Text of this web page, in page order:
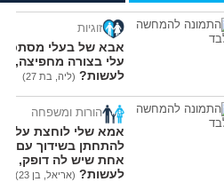
וזה לא מפריע לבעלי,
לעשות?
(דיאנה, בת 42)
5
לאחר כמה שעות, זה
9
עצות
עוד שאלות חדשות במדור
זוגיות
אבא של בעלי מסתכל
עלי בצורה מחפיצה, מה
לעשות? (ליה, בת 27)
הורות ומשפחה
אמא שלי לוחצת עליי
להתחתן בשידוך עם כל
אחת שיש לה דופק, מה
לעשות? (אריאל, בן 23)